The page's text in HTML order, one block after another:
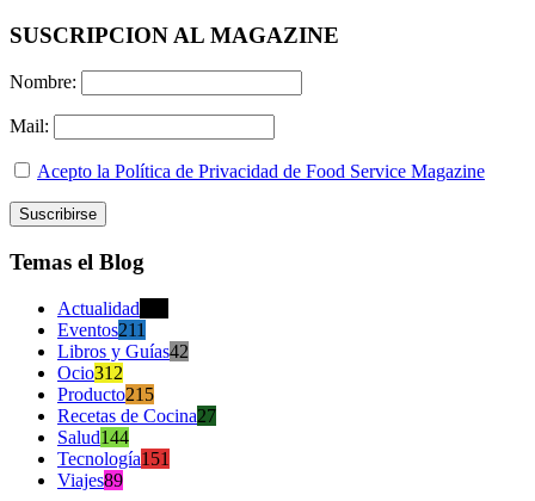
SUSCRIPCION AL MAGAZINE
Nombre:
Mail:
Acepto la Política de Privacidad de Food Service Magazine
Temas el Blog
Actualidad
Eventos211
Libros y Guías42
Ocio312
Producto215
Recetas de Cocina27
Salud144
Tecnología151
Viajes89